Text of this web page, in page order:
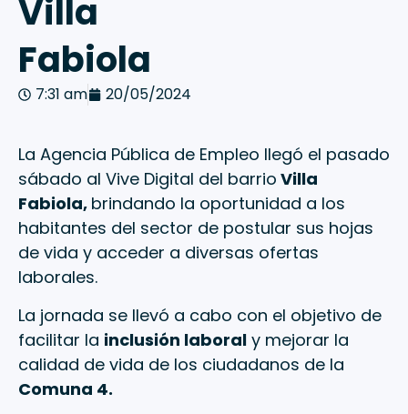
Villa
Fabiola
7:31 am 20/05/2024
La Agencia Pública de Empleo llegó el pasado
sábado al Vive Digital del barrio Villa
Fabiola, brindando la oportunidad a los
habitantes del sector de postular sus hojas
de vida y acceder a diversas ofertas
laborales.
La jornada se llevó a cabo con el objetivo de
facilitar la inclusión laboral y mejorar la
calidad de vida de los ciudadanos de la
Comuna 4.